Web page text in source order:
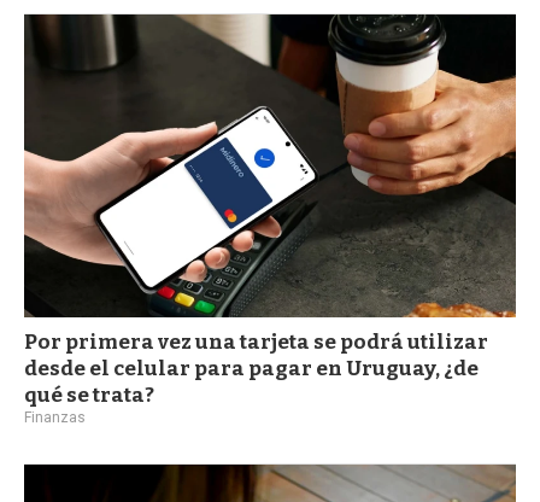
Por primera vez una tarjeta se podrá utilizar
desde el celular para pagar en Uruguay, ¿de
qué se trata?
Finanzas